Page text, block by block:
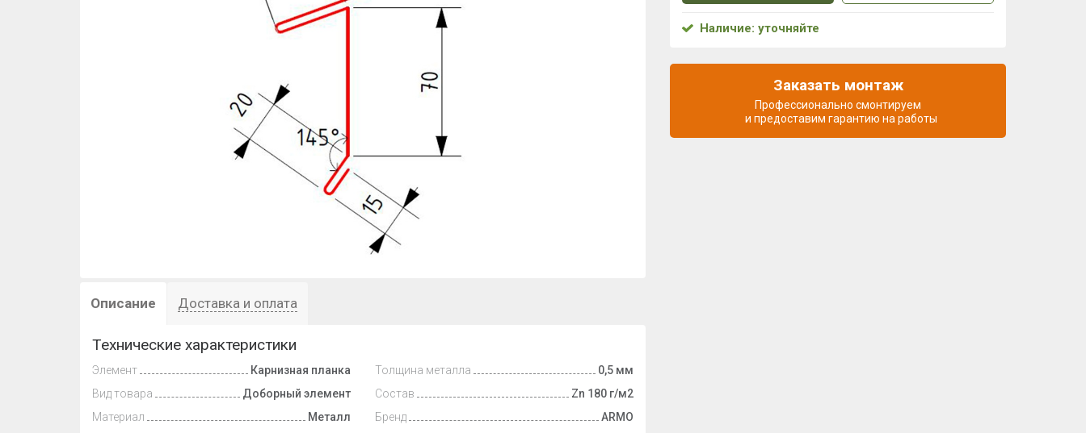
Описание Доставка и оплата
Технические характеристики
Элемент
Карнизная планка
Вид товара
Доборный элемент
Материал
Металл
Толщина металла
0,5 мм
Состав
Zn 180 г/м2
Бренд
ARMO
Наличие: уточняйте
Заказать монтаж
Профессионально смонтируем
и предоставим гарантию на работы